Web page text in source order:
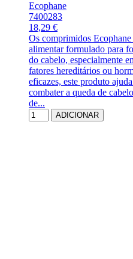
Ecophane
7400283
18,29 €
Os comprimidos
alimentar formulado para
do cabelo, especialmente
fatores hereditários ou
eficazes, este produto
combater a queda de
de...
ADICIONAR